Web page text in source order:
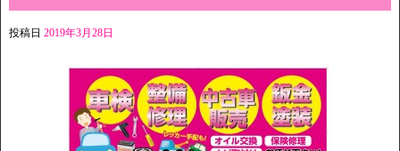
投稿日 2019年3月28日